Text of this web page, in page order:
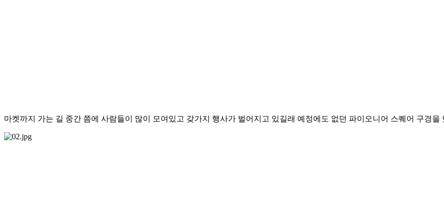
마켓까지 가는 길 중간 쯤에 사람들이 많이 모여있고 갖가지 행사가 벌어지고 있길래 예정에도 없던 파이오니어 스퀘어 구경을